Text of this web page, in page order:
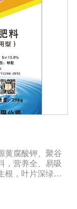
黄腐酸钾、聚谷
，营养全、易吸
根，叶片深绿，
缺素引起的多种
，增产幅度大